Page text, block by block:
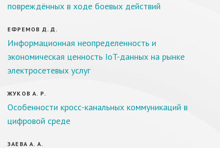
повреждённых в ходе боевых действий
ЕФРЕМОВ Д. Д.
Информационная неопределенность и
экономическая ценность IoT-данных на рынке
электросетевых услуг
ЖУКОВ А. Р.
Особенности кросс-канальных коммуникаций в
цифровой среде
ЗАЕВА А. А.